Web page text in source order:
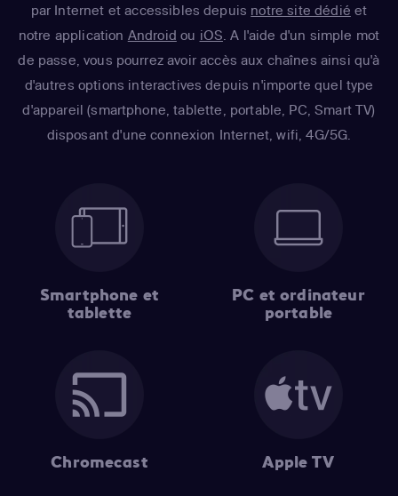
par Internet et accessibles depuis notre site dédié et
notre application Android ou iOS . A l'aide d'un simple mot
de passe, vous pourrez avoir accès aux chaînes ainsi qu'à
d'autres options interactives depuis n'importe quel type
d'appareil (smartphone, tablette, portable, PC, Smart TV)
disposant d'une connexion Internet, wifi, 4G/5G.
Smartphone et
tablette
PC et ordinateur
portable
Chromecast Apple TV